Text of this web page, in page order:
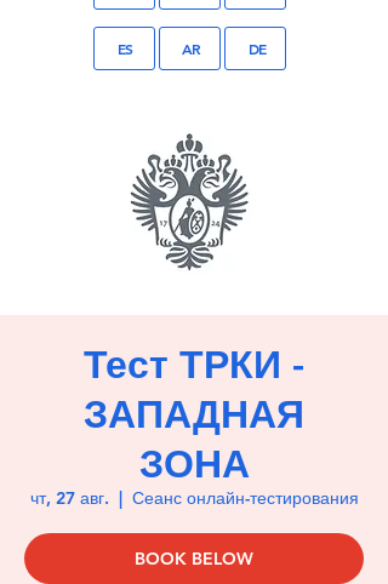
ES AR DE
Тест ТРКИ -
ЗАПАДНАЯ
ЗОНА
чт, 27 авг. Сеанс онлайн-тестирования
BOOK BELOW